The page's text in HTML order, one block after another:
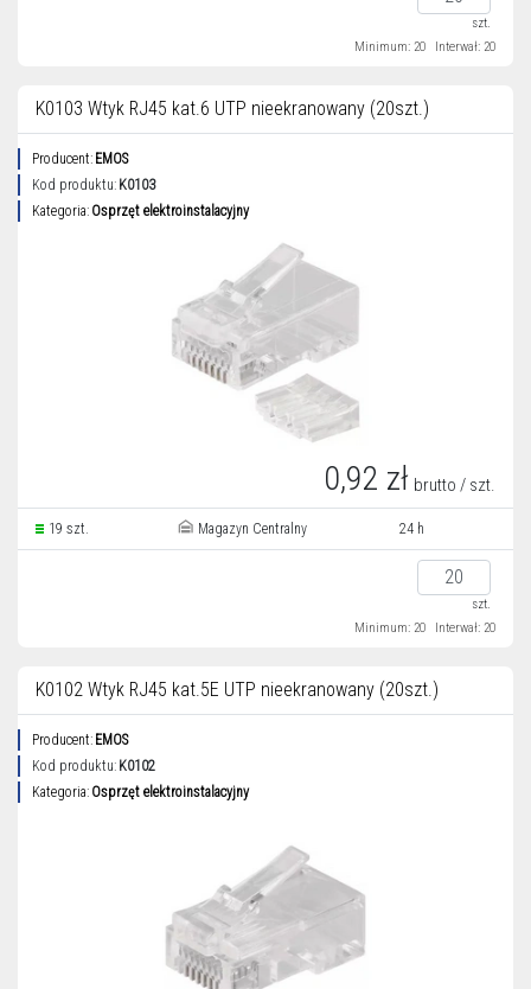
szt.
Minimum: 20
Interwał: 20
K0103 Wtyk RJ45 kat.6 UTP nieekranowany (20szt.)
Producent: EMOS
Kod produktu: K0103
Kategoria: Osprzęt elektroinstalacyjny
0,92 zł brutto / szt.
19 szt. Magazyn Centralny 24 h
szt.
Minimum: 20
Interwał: 20
K0102 Wtyk RJ45 kat.5E UTP nieekranowany (20szt.)
Producent: EMOS
Kod produktu: K0102
Kategoria: Osprzęt elektroinstalacyjny